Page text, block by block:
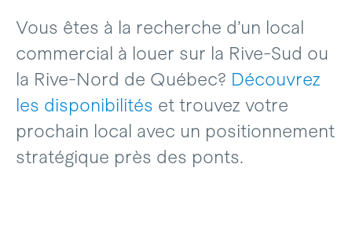
Vous êtes à la recherche d’un local
commercial à louer sur la Rive-Sud ou
la Rive-Nord de Québec? Découvrez
les disponibilités et trouvez votre
prochain local avec un positionnement
stratégique près des ponts.